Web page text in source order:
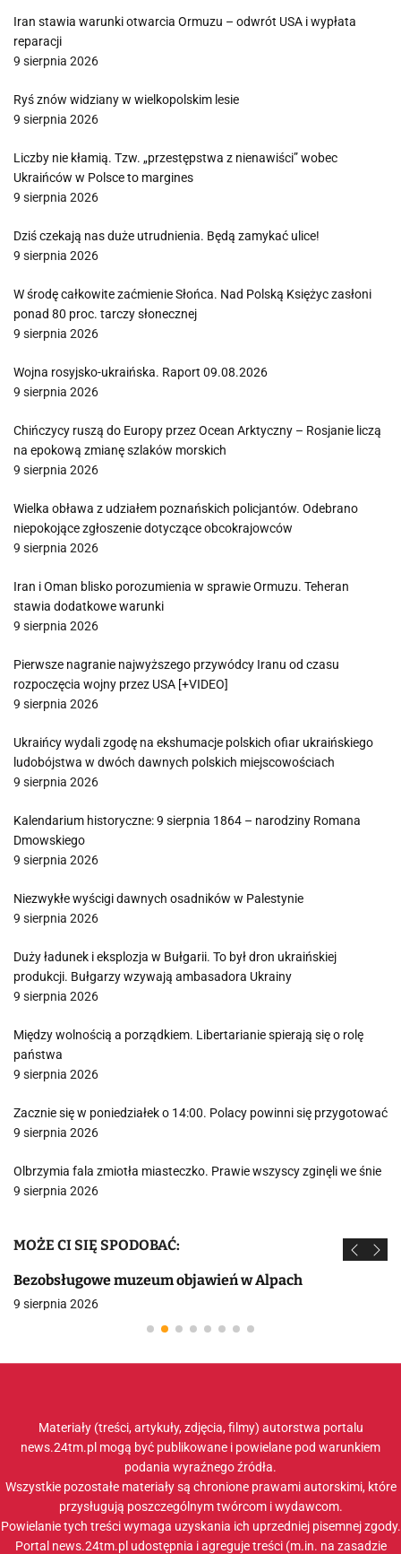
Iran stawia warunki otwarcia Ormuzu – odwrót USA i wypłata
reparacji
9 sierpnia 2026
Ryś znów widziany w wielkopolskim lesie
9 sierpnia 2026
Liczby nie kłamią. Tzw. „przestępstwa z nienawiści” wobec
Ukraińców w Polsce to margines
9 sierpnia 2026
Dziś czekają nas duże utrudnienia. Będą zamykać ulice!
9 sierpnia 2026
W środę całkowite zaćmienie Słońca. Nad Polską Księżyc zasłoni
ponad 80 proc. tarczy słonecznej
9 sierpnia 2026
Wojna rosyjsko-ukraińska. Raport 09.08.2026
9 sierpnia 2026
Chińczycy ruszą do Europy przez Ocean Arktyczny – Rosjanie liczą
na epokową zmianę szlaków morskich
9 sierpnia 2026
Wielka obława z udziałem poznańskich policjantów. Odebrano
niepokojące zgłoszenie dotyczące obcokrajowców
9 sierpnia 2026
Iran i Oman blisko porozumienia w sprawie Ormuzu. Teheran
stawia dodatkowe warunki
9 sierpnia 2026
Pierwsze nagranie najwyższego przywódcy Iranu od czasu
rozpoczęcia wojny przez USA [+VIDEO]
9 sierpnia 2026
Ukraińcy wydali zgodę na ekshumacje polskich ofiar ukraińskiego
ludobójstwa w dwóch dawnych polskich miejscowościach
9 sierpnia 2026
Kalendarium historyczne: 9 sierpnia 1864 – narodziny Romana
Dmowskiego
9 sierpnia 2026
Niezwykłe wyścigi dawnych osadników w Palestynie
9 sierpnia 2026
Duży ładunek i eksplozja w Bułgarii. To był dron ukraińskiej
produkcji. Bułgarzy wzywają ambasadora Ukrainy
9 sierpnia 2026
Między wolnością a porządkiem. Libertarianie spierają się o rolę
państwa
9 sierpnia 2026
Zacznie się w poniedziałek o 14:00. Polacy powinni się przygotować
9 sierpnia 2026
Olbrzymia fala zmiotła miasteczko. Prawie wszyscy zginęli we śnie
9 sierpnia 2026
MOŻE CI SIĘ SPODOBAĆ:
Bezobsługowe muzeum objawień w Alpach
9 sierpnia 2026
Materiały (treści, artykuły, zdjęcia, filmy) autorstwa portalu
news.24tm.pl mogą być publikowane i powielane pod warunkiem
podania wyraźnego źródła.
Wszystkie pozostałe materiały są chronione prawami autorskimi, które
przysługują poszczególnym twórcom i wydawcom.
Powielanie tych treści wymaga uzyskania ich uprzedniej pisemnej zgody.
Portal news.24tm.pl udostępnia i agreguje treści (m.in. na zasadzie